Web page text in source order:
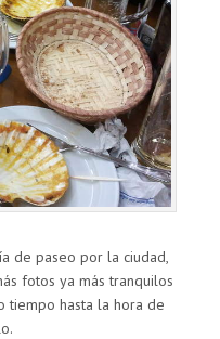
de paseo por la ciudad,
fotos ya más tranquilos
tiempo hasta la hora de